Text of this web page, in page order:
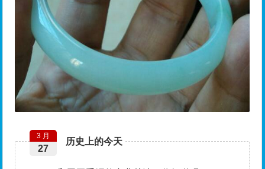
历史上的今天
3 月
27